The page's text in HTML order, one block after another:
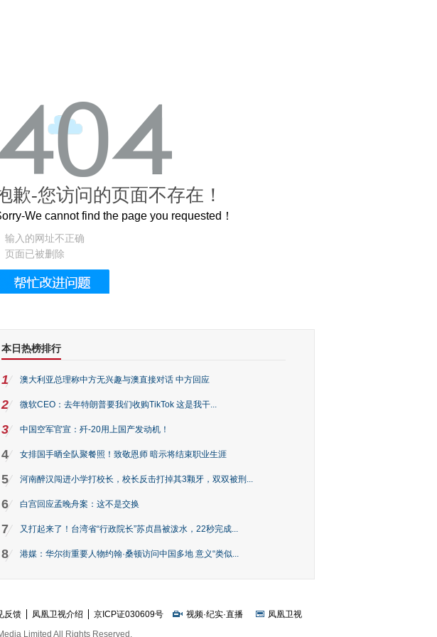
还原了600岁的紫禁城
歉-您访问的页面不存在！
We cannot find the page you requested！
输入的网址不正确
页面已被删除
本日热榜排行
1 澳大利亚总理称中方无兴趣与澳直接对话 中方回应
2 微软CEO：去年特朗普要我们收购TikTok 这是我干...
3 中国空军官宣：歼-20用上国产发动机！
4 女排国手晒全队聚餐照！致敬恩师 暗示将结束职业生涯
5 河南醉汉闯进小学打校长，校长反击打掉其3颗牙，双双被刑...
6 白宫回应孟晚舟案：这不是交换
7 又打起来了！台湾省“行政院长”苏贞昌被泼水，22秒完成...
8 港媒：华尔街重要人物约翰·桑顿访问中国多地 意义“类似...
反馈 凤凰卫视介绍 京ICP证030609号 视频·纪实·直播
凤凰卫视
Limited All Rights Reserved.